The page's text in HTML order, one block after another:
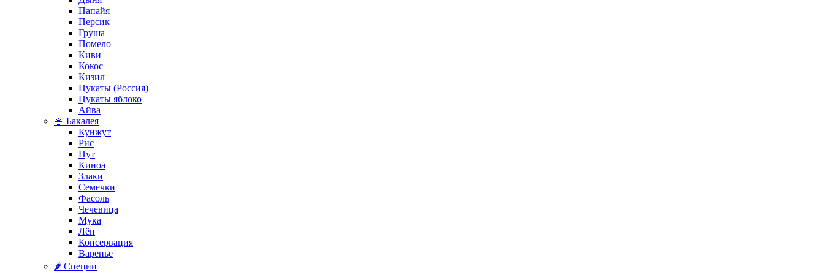
Папайя
Персик
Груша
Помело
Киви
Кокос
Кизил
Цукаты (Россия)
Цукаты яблоко
Айва
🍚 Бакалея
Кунжут
Рис
Нут
Киноа
Злаки
Семечки
Фасоль
Чечевица
Мука
Лён
Консервация
Варенье
🌶️ Специи